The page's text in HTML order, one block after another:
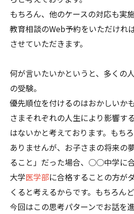
もちろん、他のケースの対応も実
教育相談のWeb予約をいただけれ
させていただきます。
何が言いたいかというと、多くの
の受験。
優先順位を付けるのはおかしいか
さまそれぞれの人生により影響す
はないかと考えております。もち
ありませんが、お子さまの将来の
ること」だった場合、○○中学に
大学医学部に合格することの方が
くると考えるからです。もちろん
今回はこの思考パターンでお話を